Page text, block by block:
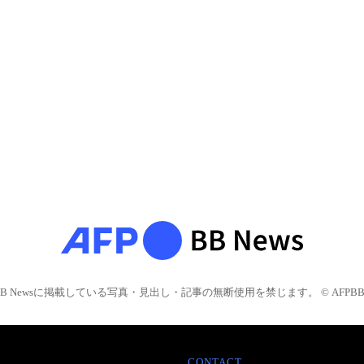
Newsに掲載している写真・見出し・記事の無断使用を禁じます。 © AFPBB